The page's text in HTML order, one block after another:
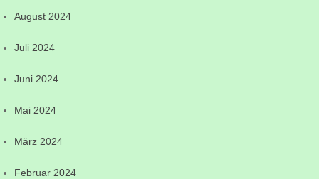
August 2024
Juli 2024
Juni 2024
Mai 2024
März 2024
Februar 2024